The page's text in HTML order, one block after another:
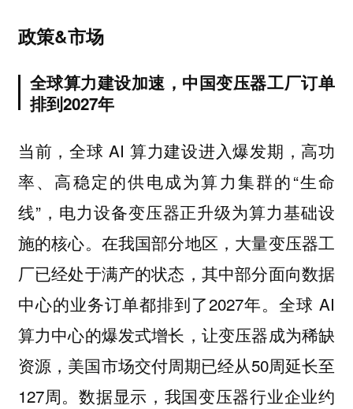
政策&市场
全球算力建设加速，中国变压器工厂订单
排到2027年
当前，全球 AI 算力建设进入爆发期，高功
率、高稳定的供电成为算力集群的“生命
线”，电力设备变压器正升级为算力基础设
施的核心。在我国部分地区，大量变压器工
厂已经处于满产的状态，其中部分面向数据
中心的业务订单都排到了2027年。全球 AI
算力中心的爆发式增长，让变压器成为稀缺
资源，美国市场交付周期已经从50周延长至
127周。数据显示，我国变压器行业企业约